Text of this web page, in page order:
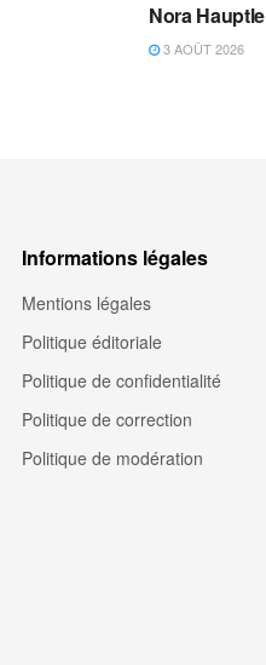
Nora Hauptle
3 AOÛT 2026
Informations légales
Mentions légales
Politique éditoriale
Politique de confidentialité
Politique de correction
Politique de modération